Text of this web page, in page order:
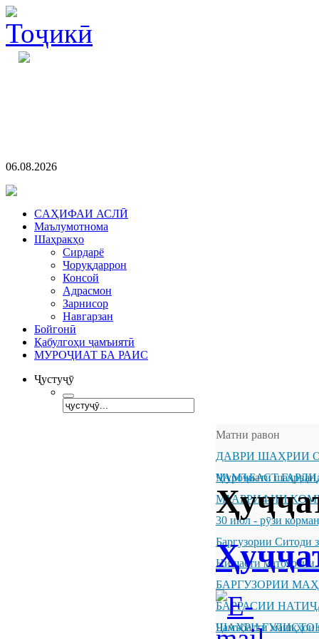
06.08.2026
CАҲИФАИ АСЛӢ
Маълумотнома
Шаҳракҳо
Сирдарё
Чоруқдаррон
Консой
Адрасмон
Зарнисор
Навгарзан
Бойгонӣ
Қабулгоҳи ҷамъиятӣ
МУРОҶИАТ БА РАИС
Ҷустуҷӯ
Матни равон
ДАВРИ ШАҲРИИ
ҶАМЪБАСТ
Муроҷиати
МУАРРИФИИ
30 июл - рӯзи
Баргузории Ситоди
Нишасти матбуотии
БАРГУЗОРИИ
БАРРАСИИ
ШАҲРИ
Ҷамъбасти машқҳои